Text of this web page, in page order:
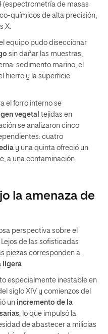
(espectrometría de masas
químicos de alta precisión,
X.
equipo pudo diseccionar
sin dañar las muestras,
sedimento marino, el
hierro y la superficie
el forro interno se
vegetal tejidas en
se analizaron cinco
cuatro
y una quinta ofreció un
a una contaminación
la amenaza de
perspectiva sobre el
de las sofisticadas
piezas corresponden a
ligera
especialmente inestable en
siglo XIV y comienzos del
un incremento de la
, lo que impulsó la
de abastecer a milicias